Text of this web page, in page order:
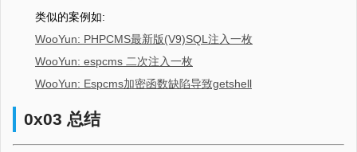
类似的案例如:
WooYun: PHPCMS最新版(V9)SQL注入一枚
WooYun: espcms 二次注入一枚
WooYun: Espcms加密函数缺陷导致getshell
0x03 总结